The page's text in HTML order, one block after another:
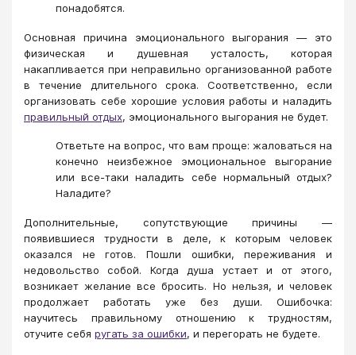
понадобятся.
Основная причина эмоционального выгорания — это
физическая и душевная усталость, которая
накапливается при неправильно организованной работе
в течение длительного срока. Соответственно, если
организовать себе хорошие условия работы и наладить
правильный отдых, эмоционального выгорания не будет.
Ответьте на вопрос, что вам проще: жаловаться на
конечно неизбежное эмоциональное выгорание
или все-таки наладить себе нормальный отдых?
Наладите?
Дополнительные, сопутствующие причины —
появившиеся трудности в деле, к которым человек
оказался не готов. Пошли ошибки, переживания и
недовольство собой. Когда душа устает и от этого,
возникает желание все бросить. Но нельзя, и человек
продолжает работать уже без души. Ошибочка:
научитесь правильному отношению к трудностям,
отучите себя ругать за ошибки, и перегорать не будете.